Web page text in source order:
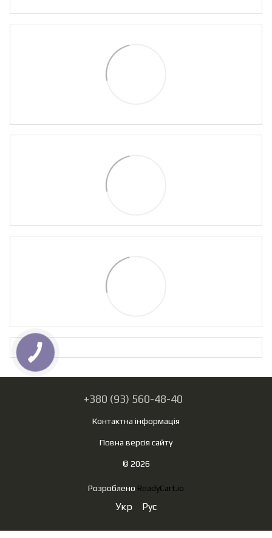
+380 (93) 560-48-40
Контактна інформація
Повна версія сайту
© 2026
Розроблено ReadyCart.io
Укр Рус